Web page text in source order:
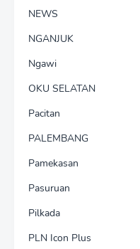
NEWS
NGANJUK
Ngawi
OKU SELATAN
Pacitan
PALEMBANG
Pamekasan
Pasuruan
Pilkada
PLN Icon Plus